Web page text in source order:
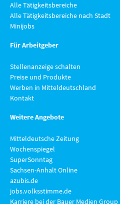
Alle Tätigkeitsbereiche
Alle Tätigkeitsbereiche nach Stadt
Minijobs
Für Arbeitgeber
Stellenanzeige schalten
Preise und Produkte
Werben in Mitteldeutschland
Kontakt
Weitere Angebote
Mitteldeutsche Zeitung
Wochenspiegel
SuperSonntag
Sachsen-Anhalt Online
azubis.de
jobs.volksstimme.de
Karriere bei der Bauer Medien Group